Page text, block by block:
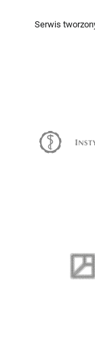
Serwis